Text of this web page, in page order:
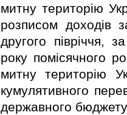
митну територiю
розписом доходiв
другого пiврiччя,
року помiсячного
митну територiю
кумулятивного
державного